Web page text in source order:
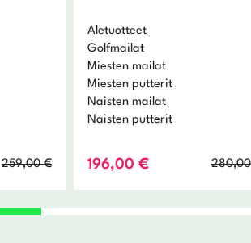
259,00€Alkuperäinen
Nykyinen
Aletuotteet
Golfmailat
Miesten mailat
Miesten putterit
Naisten mailat
Naisten putterit
196,00 €